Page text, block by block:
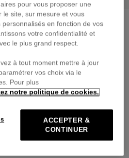
indigo blue
25,00 €
avec
faciles
pour vous proposer une
le site, sur mesure et vous
en fonction de vos
votre confidentialité et
le plus grand respect.
à tout moment mettre à jour
vos choix via le
Pour plus
notre politique de cookies.
ACCEPTER &
CONTINUER